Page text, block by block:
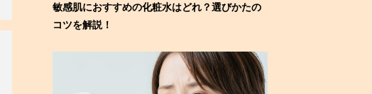
敏感肌におすすめの化粧水はどれ？選びかたの
コツを解説！